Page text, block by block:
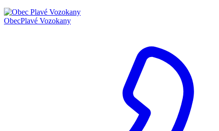
ObecPlavé Vozokany